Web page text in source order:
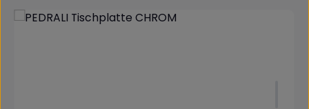
Bildergalerie überspringen